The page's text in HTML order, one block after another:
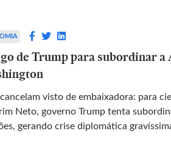
de Trump para subordinar a
cancelam visto de embaixadora: para
Neto, governo Trump tenta
gerando crise diplomática